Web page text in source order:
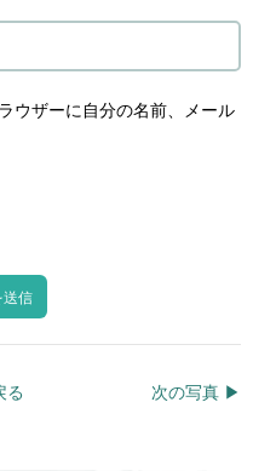
ウザーに自分の名前、メール
次の写真 ▶︎
る